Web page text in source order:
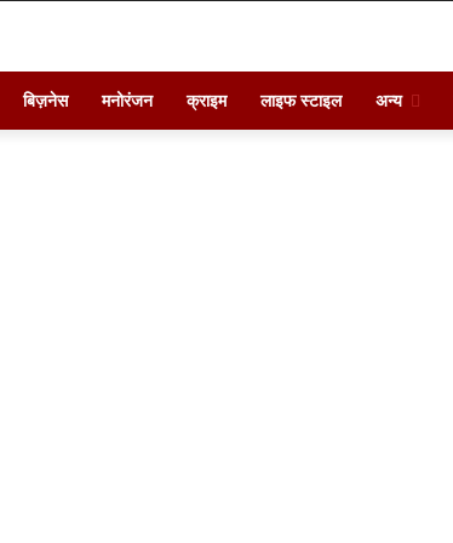
बिज़नेस मनोरंजन क्राइम लाइफ स्टाइल अन्य